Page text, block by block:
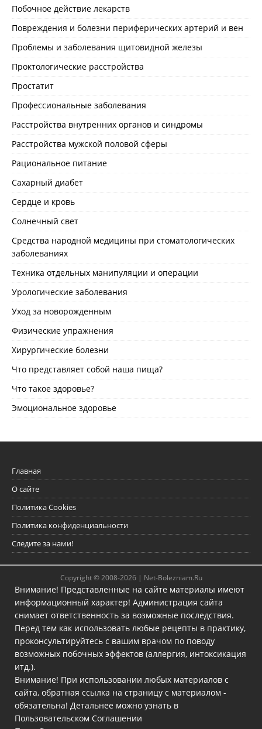
Побочное действие лекарств
Повреждения и болезни периферических артерий и вен
Проблемы и заболевания щитовидной железы
Проктологические расстройства
Простатит
Профессиональные заболевания
Расстройства внутренних органов и синдромы
Расстройства мужской половой сферы
Рациональное питание
Сахарный диабет
Сердце и кровь
Солнечный свет
Средства народной медицины при стоматологических
заболеваниях
Техника отдельных манипуляции и операции
Урологические заболевания
Уход за новорожденным
Физические упражнения
Хирургические болезни
Что представляет собой наша пища?
Что такое здоровье?
Эмоциональное здоровье
Главная
О сайте
Политика Cookies
Политика конфиденциальности
Следите за нами!
Copyright © 2008-2026 | Net-Bolezniam.Ru
Внимание! Представленные на сайте материалы имеют
информационный характер! Администрация сайта
снимает ответственность за возможные последствия.
Перед тем как использовать любые рецепты в практику,
проконсультируйтесь с вашим врачом по поводу
возможных побочных эффектов (аллергия, интоксикация
итд.).
Внимание! При использовании любых материалов с
сайта, обратная ссылка на страницу с материалом -
обязательна! Детальнее можно узнать в
Пользовательском Соглашении